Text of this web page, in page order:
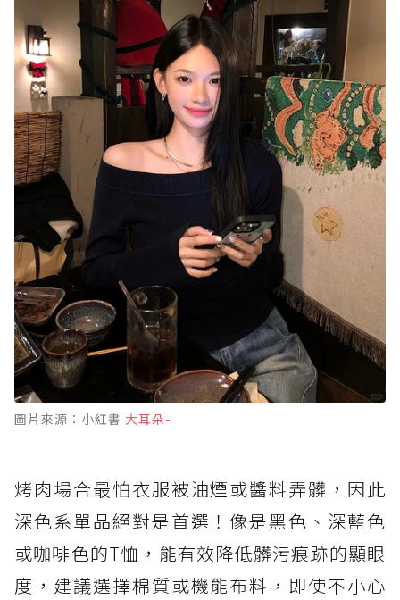
圖片來源：小紅書 大耳朵-
烤肉場合最怕衣服被油煙或醬料弄髒，因此
深色系單品絕對是首選！像是黑色、深藍色
或咖啡色的T恤，能有效降低髒污痕跡的顯眼
度，建議選擇棉質或機能布料，即使不小心